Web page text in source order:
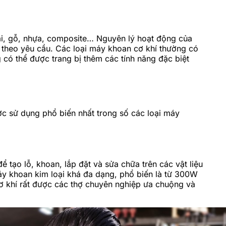
gỗ, nhựa, composite… Nguyên lý hoạt động của
yêu cầu. Các loại máy khoan cơ khí thường có
thể được trang bị thêm các tính năng đặc biệt
sử dụng phổ biến nhất trong số các loại máy
tạo lỗ, khoan, lắp đặt và sửa chữa trên các vật liệu
khoan kim loại khá đa dạng, phổ biến là từ 300W
rất được các thợ chuyên nghiệp ưa chuộng và